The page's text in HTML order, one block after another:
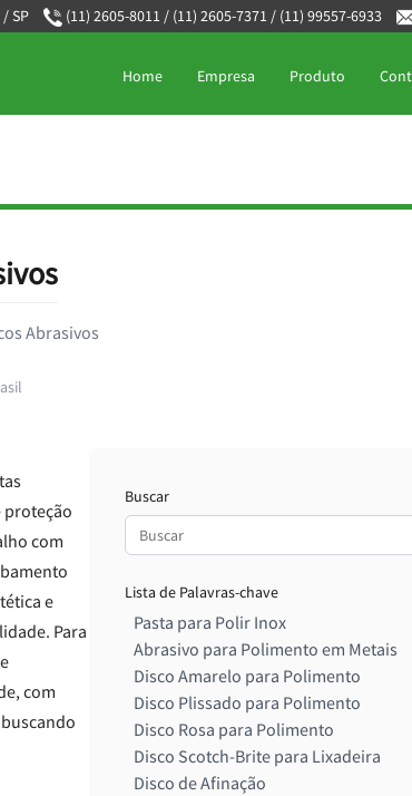
SP (11) 2605-8011 / (11) 2605-7371 / (11) 99557-6933
Home Empresa Produto
Abrasivos
proteção
com
e
Para
com
Buscar
Lista de Palavras-chave
Pasta para Polir Inox
Abrasivo para Polimento em Metais
Disco Amarelo para Polimento
Disco Plissado para Polimento
Disco Rosa para Polimento
Disco Scotch-Brite para Lixadeira
Disco de Afinação